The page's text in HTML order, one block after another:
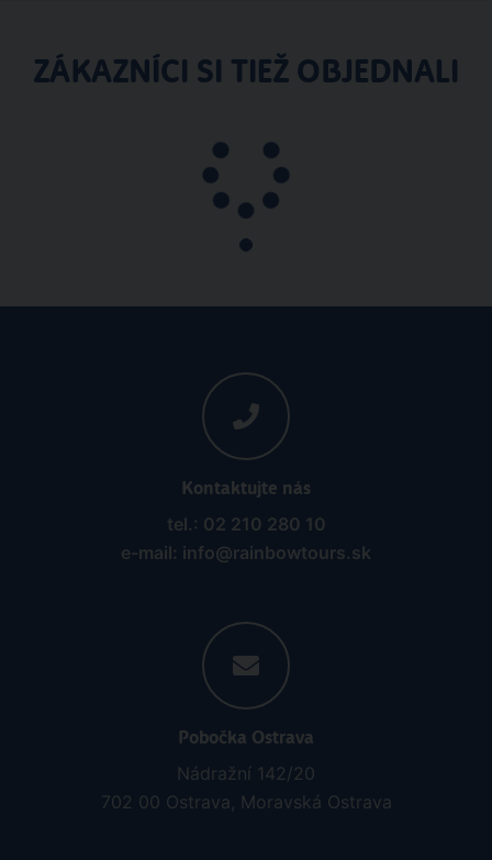
ZÁKAZNÍCI SI TIEŽ OBJEDNALI
Kontaktujte nás
tel.: 02 210 280 10
e-mail: info@rainbowtours.sk
Pobočka Ostrava
Nádražní 142/20
702 00 Ostrava, Moravská Ostrava